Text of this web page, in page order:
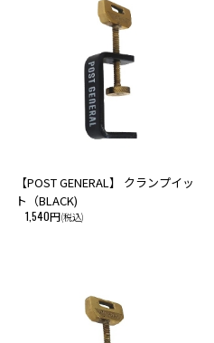
【POST GENERAL】 クランプイッ
ト（BLACK)
1,540円(税込)